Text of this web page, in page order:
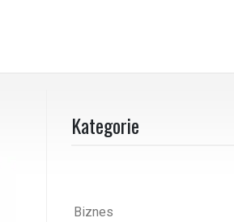
Kategorie
Biznes